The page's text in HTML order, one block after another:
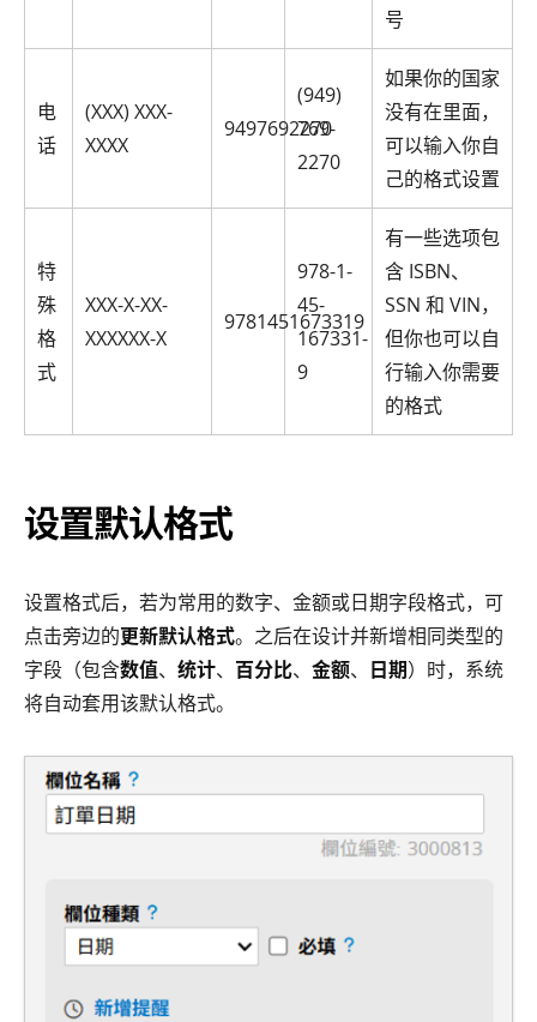
号
电
话
(XXX) XXX-
XXXX
9497692270
(949)
769-
2270
如果你的国家
没有在里面，
可以输入你自
己的格式设置
特
殊
格
式
XXX-X-XX-
XXXXXX-X
9781451673319
978-1-
45-
167331-
9
有一些选项包
含 ISBN、
SSN 和 VIN，
但你也可以自
行输入你需要
的格式
设置默认格式
设置格式后，若为常用的数字、金额或日期字段格式，可
点击旁边的更新默认格式。之后在设计并新增相同类型的
字段（包含数值、 统计、 百分比、 金额、 日期）时，系统
将自动套用该默认格式。